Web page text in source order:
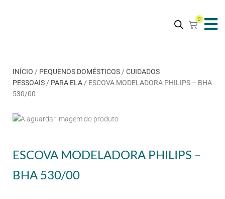
0
INÍCIO / PEQUENOS DOMÉSTICOS / CUIDADOS
PESSOAIS / PARA ELA / ESCOVA MODELADORA PHILIPS – BHA
530/00
ESCOVA MODELADORA PHILIPS –
BHA 530/00